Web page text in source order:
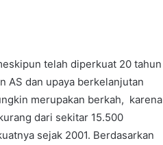
telah diperkuat 20 tahun
AS dan upaya berkelanjutan
merupakan berkah, karena
dari sekitar 15.500
sejak 2001. Berdasarkan